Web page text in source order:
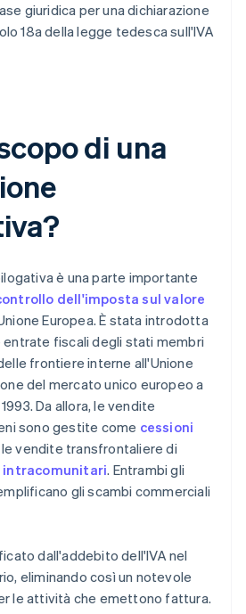
giuridica per una dichiarazione
18a della legge tedesca sull'IVA
di una
è una parte importante
dell'imposta sul valore
Europea. È stata introdotta
entrate fiscali degli stati membri
frontiere interne all'Unione
del mercato unico europeo a
Da allora, le vendite
sono gestite come cessioni
vendite transfrontaliere di
intracomunitari. Entrambi gli
gli scambi commerciali
dall'addebito dell'IVA nel
eliminando così un notevole
le attività che emettono fattura.